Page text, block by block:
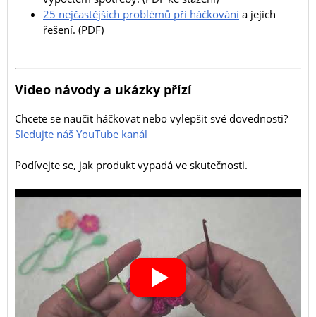
25 nejčastějších problémů při háčkování a jejich
řešení. (PDF)
Video návody a ukázky přízí
Chcete se naučit háčkovat nebo vylepšit své dovednosti?
Sledujte náš YouTube kanál
Podívejte se, jak produkt vypadá ve skutečnosti.